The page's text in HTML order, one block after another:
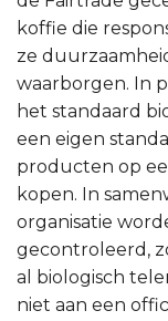
koffie die
ze
waarborgen. In
het standaard
een eigen
producten op
kopen. In
organisatie
gecontroleerd,
al biologisch
niet aan een